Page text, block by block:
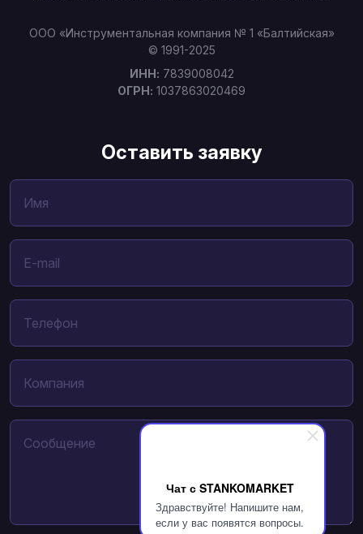
Чат с STANKOMARKET
Здравствуйте! Напишите нам,
если у вас появятся вопросы.
ООО «Инструментальная компания № 1 «Балтийская»
© 1991-2025
ИНН: 7839008042
ОГРН: 1037863020469
Оставить заявку